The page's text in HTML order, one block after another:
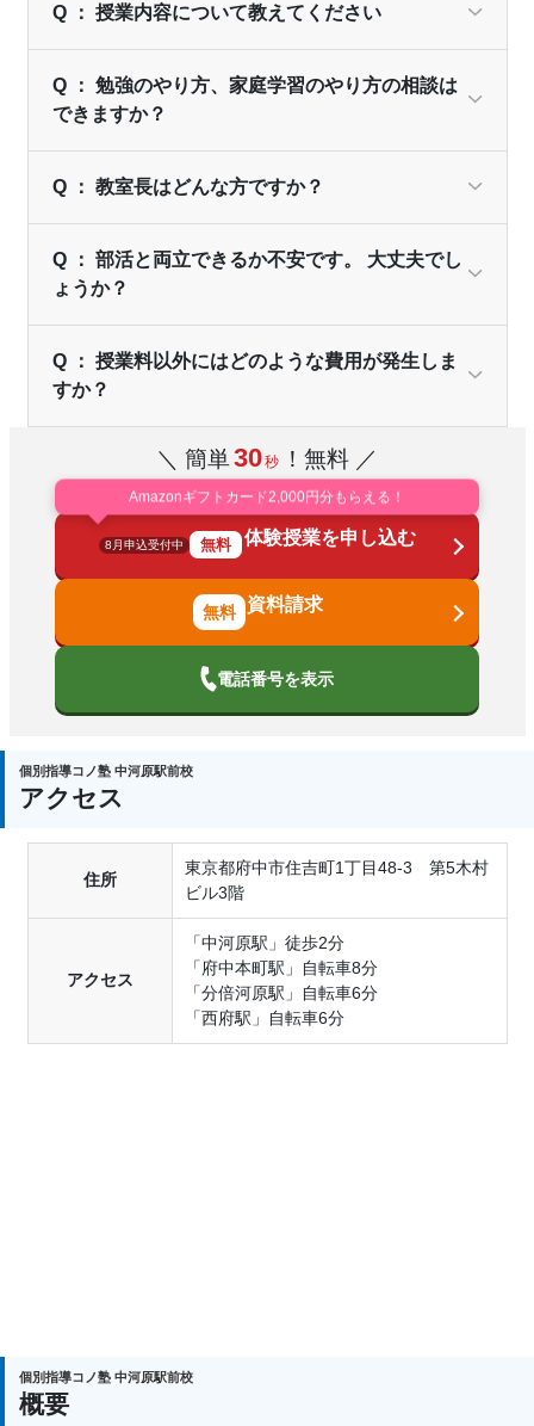
Q ： 授業内容について教えてください
Q ： 勉強のやり方、家庭学習のやり方の相談は
できますか？
Q ： 教室長はどんな方ですか？
Q ： 部活と両立できるか不安です。 大丈夫でし
ょうか？
Q ： 授業料以外にはどのような費用が発生しま
すか？
＼ 簡単30秒 ！無料 ／
Amazonギフトカード2,000円分もらえる！
8月申込受付中 無料 体験授業を申し込む
資料請求
電話番号を表示
個別指導コノ塾 中河原駅前校
アクセス
住所
東京都府中市住吉町1丁目48-3 第5木村
ビル3階
アクセス
「中河原駅」徒歩2分
「府中本町駅」自転車8分
「分倍河原駅」自転車6分
「西府駅」自転車6分
個別指導コノ塾 中河原駅前校
概要